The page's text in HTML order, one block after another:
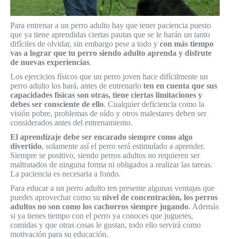
Para entrenar a un perro adulto hay que tener paciencia puesto
que ya tiene aprendidas ciertas pautas que se le harán un tanto
difíciles de olvidar, sin embargo pese a todo y con más tiempo
vas a lograr que tu perro siendo adulto aprenda y disfrute
de nuevas experiencias.
Los ejercicios físicos que un perro joven hace difícilmente un
perro adulto los hará, antes de entrenarlo ten en cuenta que sus
capacidades físicas son otras, tiene ciertas limitaciones y
debes ser consciente de ello. Cualquier deficiencia como la
visión pobre, problemas de oído y otros malestares deben ser
considerados antes del entrenamiento.
El aprendizaje debe ser encarado siempre como algo
divertido, solamente así el perro será estimulado a aprender.
Siempre se positivo, siendo perros adultos no requieren ser
maltratados de ninguna forma ni obligados a realizar las tareas.
La paciencia es necesaria a fondo.
Para educar a un perro adulto ten presente algunas ventajas que
puedes aprovechar como su nivel de concentración, los perros
adultos no son como los cachorros siempre jugando. Además
si ya tienes tiempo con el perro ya conoces que juguetes,
comidas y que otras cosas le gustan, todo ello servirá como
motivación para su educación.